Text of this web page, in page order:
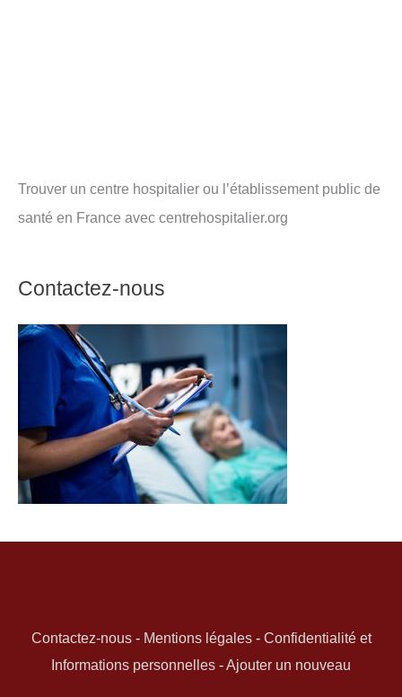
Trouver un centre hospitalier ou l’établissement public de
santé en France avec centrehospitalier.org
Contactez-nous
Contactez-nous- Mentions légales- Confidentialité et
Informations personnelles -Ajouter un nouveau